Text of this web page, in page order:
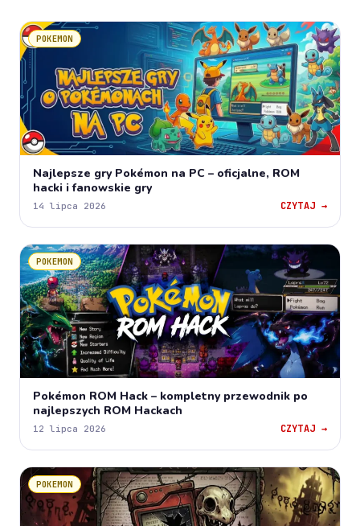
POKEMON
Najlepsze gry Pokémon na PC – oficjalne, ROM
hacki i fanowskie gry
14 lipca 2026 CZYTAJ →
POKEMON
Pokémon ROM Hack – kompletny przewodnik po
najlepszych ROM Hackach
12 lipca 2026 CZYTAJ →
POKEMON